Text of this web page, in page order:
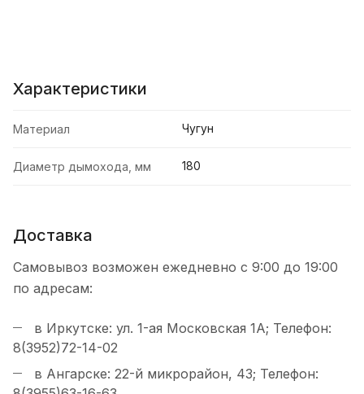
Характеристики
Материал Чугун
Диаметр дымохода, мм 180
Доставка
Самовывоз возможен ежедневно с 9:00 до 19:00
по адресам:
в Иркутске: ул. 1-ая Московская 1А; Телефон:
8(3952)72-14-02
в Ангарске: 22-й микрорайон, 43; Телефон: